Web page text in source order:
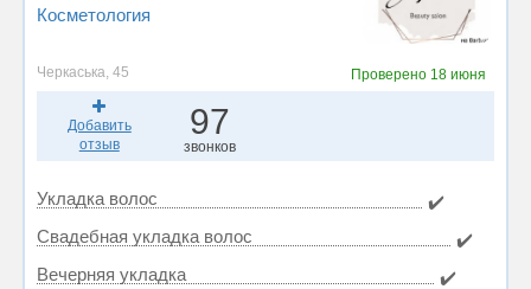
Косметология
Черкаська, 45 Проверено 18 июня
Добавить
отзыв
97
звонков
Укладка волос
✔️
Свадебная укладка волос
✔️
Вечерняя укладка
✔️